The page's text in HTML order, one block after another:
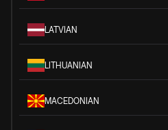
LATVIAN
LITHUANIAN
MACEDONIAN